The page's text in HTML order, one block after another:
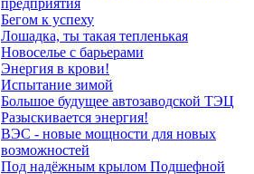
предприятия
Бегом к успеху
Лошадка, ты такая тепленькая
Новоселье с барьерами
Энергия в крови!
Испытание зимой
Большое будущее автозаводской ТЭЦ
Разыскивается энергия!
ВЭС - новые мощности для новых
возможностей
Под надёжным крылом Подшефной